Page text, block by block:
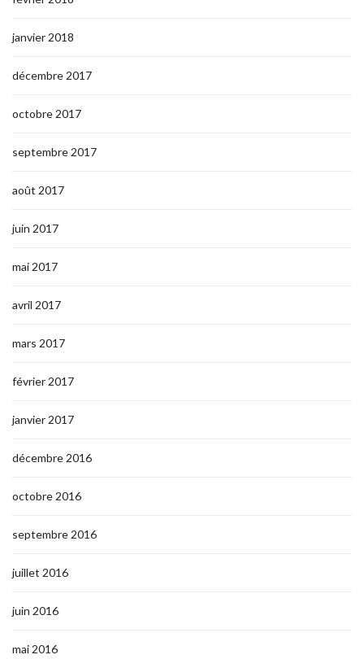
janvier 2018
décembre 2017
octobre 2017
septembre 2017
août 2017
juin 2017
mai 2017
avril 2017
mars 2017
février 2017
janvier 2017
décembre 2016
octobre 2016
septembre 2016
juillet 2016
juin 2016
mai 2016